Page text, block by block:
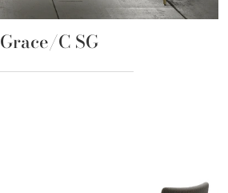
Grace/C SG